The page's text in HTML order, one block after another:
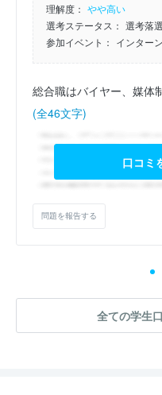
理解度： やや高い
選考ステータス： 選考落選
参加イベント： インターン
総合職はバイヤー、媒体
(全46文字)
口コミ
問題を報告する
全ての学生